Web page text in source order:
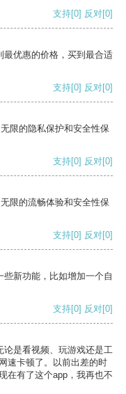
支持[0] 反对[0]
最优惠的价格，买到最合适
支持[0] 反对[0]
限的隐私保护和安全性保
支持[0] 反对[0]
限的流畅体验和安全性保
支持[0] 反对[0]
新功能，比如增加一个自
支持[0] 反对[0]
论是看视频、玩游戏还是工
速卡顿了。以前出差的时
在有了这个app，我再也不